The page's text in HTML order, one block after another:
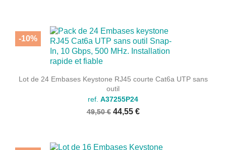
Lot de 24 Embases Keystone RJ45 courte Cat6a UTP sans
outil
ref. A37255P24
49,50 € 44,55 €
-10%